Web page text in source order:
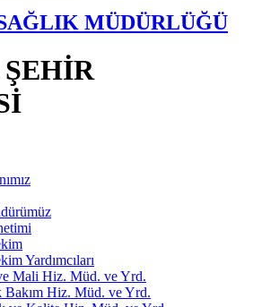
MÜDÜRLÜĞÜ
Yardımcıları
Mali Hiz. Müd. ve Yrd.
Bakım Hiz. Müd. ve Yrd.